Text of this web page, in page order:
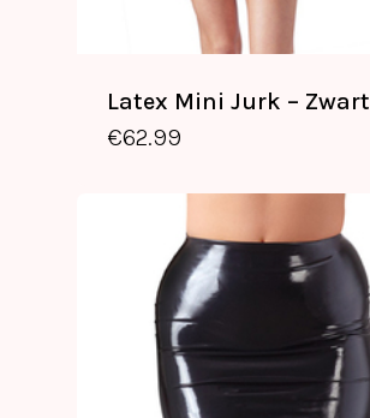
Latex Mini Jurk – Zwart
€62.99